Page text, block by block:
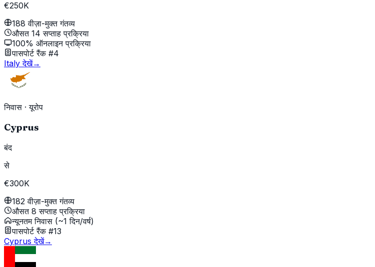
€250K
188 वीज़ा-मुक्त गंतव्य
औसत 14 सप्ताह प्रक्रिया
100% ऑनलाइन प्रक्रिया
पासपोर्ट रैंक #4
Italy देखें→
निवास ·यूरोप
Cyprus
बंद
से
€300K
182 वीज़ा-मुक्त गंतव्य
औसत 8 सप्ताह प्रक्रिया
न्यूनतम निवास (~1 दिन/वर्ष)
पासपोर्ट रैंक #13
Cyprus देखें→